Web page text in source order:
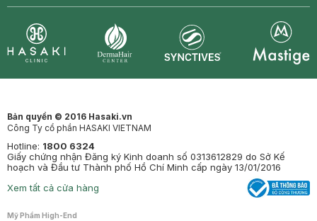
Bản quyền © 2016 Hasaki.vn
Công Ty cổ phần HASAKI VIETNAM
Hotline: 1800 6324
Giấy chứng nhận Đăng ký Kinh doanh số 0313612829 do Sở Kế
hoạch và Đầu tư Thành phố Hồ Chí Minh cấp ngày 13/01/2016
Xem tất cả cửa hàng
Mỹ Phẩm High-End